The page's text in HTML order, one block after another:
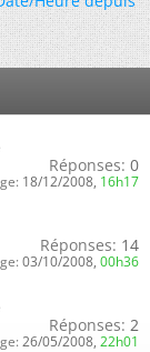
Réponses: 0
18/12/2008, 16h17
Réponses: 14
03/10/2008, 00h36
Réponses: 2
26/05/2008, 22h01